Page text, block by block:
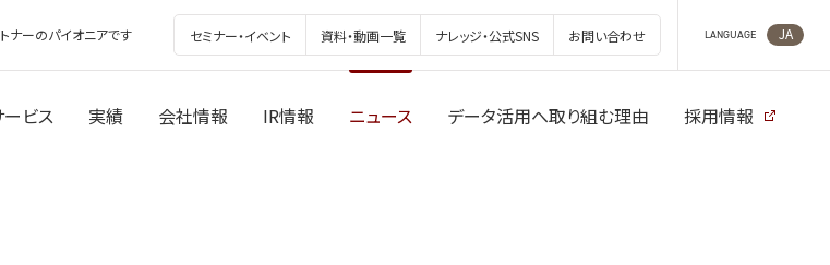
ナーのパイオニアです セミナー・イベント 資料・動画一覧 ナレッジ・公式SNS お問い合わせ LANGUAGE JA
ービス 実績 会社情報 IR情報 ニュース データ活用へ取り組む理由 採用情報